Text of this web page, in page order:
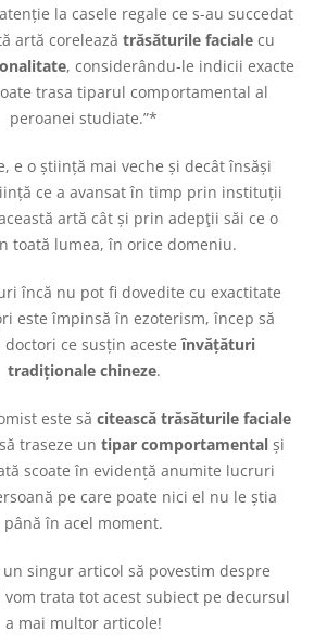
la casele regale ce s-au succedat
artă corelează trăsăturile facialecu
, considerându-le indicii exacte
trasa tiparul comportamental al
peroanei studiate.”*
e o știință mai veche și decât însăși
ce a avansat în timp prin instituții
artă cât și prin adepţii săi ce o
toată lumea, în orice domeniu.
încă nu pot fi dovedite cu exactitate
este împinsă în ezoterism, încep să
doctori ce susțin acesteînvățături
tradiționale chineze.
este să citească trăsăturile faciale
traseze un tipar comportamentalși
scoate în evidență anumite lucruri
pe care poate nici el nu le știa
până în acel moment.
singur articol să povestim despre
trata tot acest subiect pe decursul
a mai multor articole!